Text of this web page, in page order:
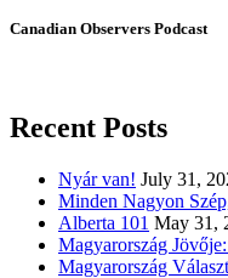
Canadian Observers Podcast
Recent Posts
Nyár van! July 31,
Minden Nagyon
Alberta 101 May 31,
Magyarország
Magyarország